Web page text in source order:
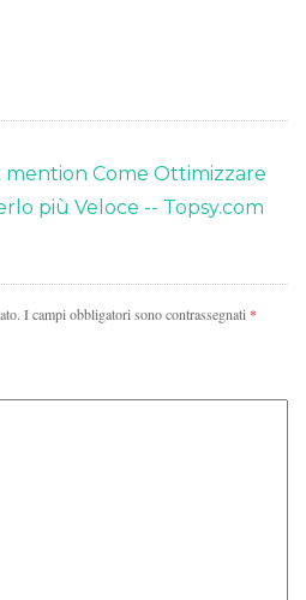
Come Ottimizzare
più Veloce -- Topsy.com
I campi obbligatori sono contrassegnati *